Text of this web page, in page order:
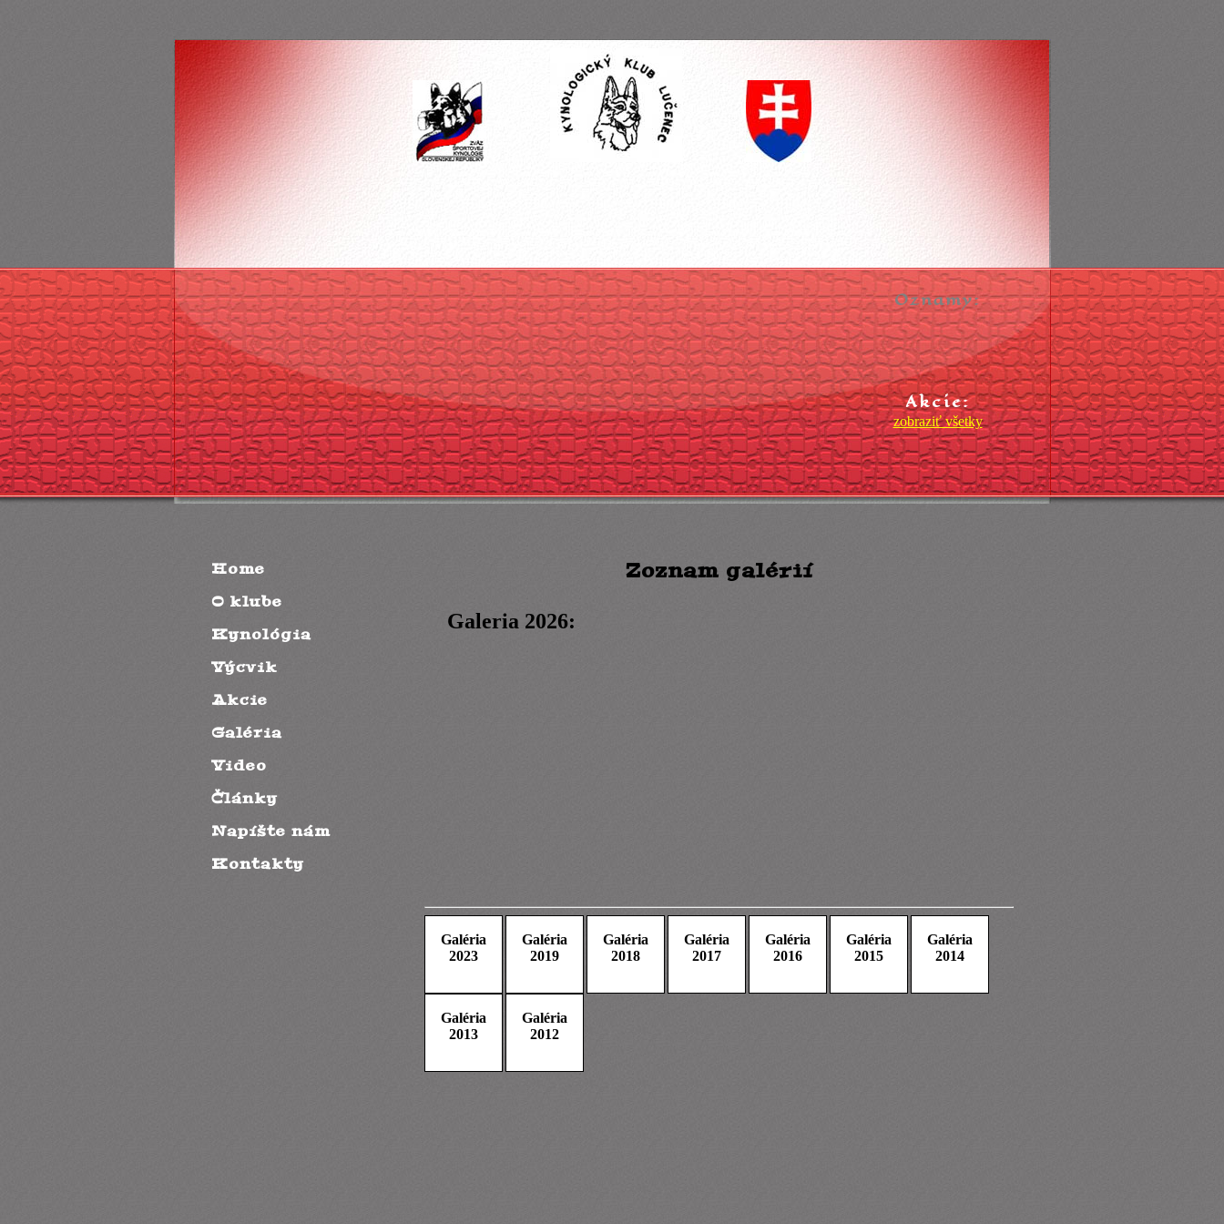
Oznamy:
Akcie:
zobraziť všetky
Home
O klube
Kynológia
Výcvik
Akcie
Galéria
Video
Články
Napíšte nám
Kontakty
Zoznam galérií
Galeria 2026:
Galéria
2023
Galéria
2019
Galéria
2018
Galéria
2017
Galéria
2016
Galéria
2015
Galéria
2014
Galéria
2013
Galéria
2012